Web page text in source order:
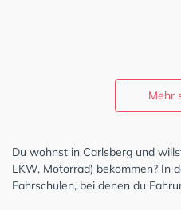
Mehr
Du wohnst in Carlsberg und
LKW, Motorrad) bekommen? In
Fahrschulen, bei denen du